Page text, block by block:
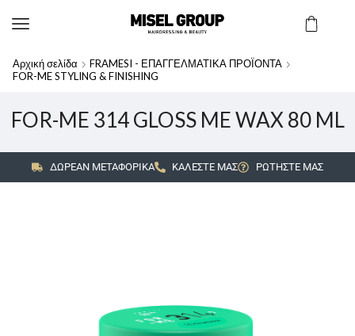
Αρχική σελίδα
FRAMESI - ΕΠΑΓΓΕΛΜΑΤΙΚΑ ΠΡΟΪΟΝΤΑ
FOR-ME STYLING & FINISHING
FOR-ME 314 GLOSS ME WAX 80 ML
ΔΩΡΕΑΝ ΜΕΤΑΦΟΡΙΚΑ ΚΑΛΕΣΤΕ ΜΑΣ ΡΩΤΗΣΤΕ ΜΑΣ